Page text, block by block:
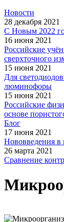
Новости
28 декабря 2021
С Новым 2022
16 июня 2021
Российские
сверхточного
15 июня 2021
Для
люминофоры
15 июня 2021
Российские
основе
Блог
17 июня 2021
Нововведения в
26 марта 2021
Сравнение